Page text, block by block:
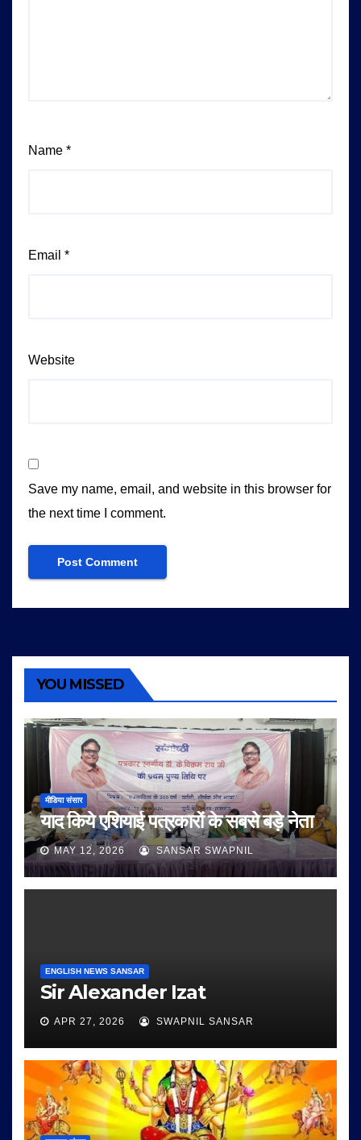
Name *
Email *
Website
Save my name, email, and website in this browser for
the next time I comment.
YOU MISSED
मीडिया संसार
याद किये एशियाई पत्रकारों के सबसे बड़े नेता
MAY 12, 2026 SANSAR SWAPNIL
ENGLISH NEWS SANSAR
Sir Alexander Izat
APR 27, 2026 SWAPNIL SANSAR